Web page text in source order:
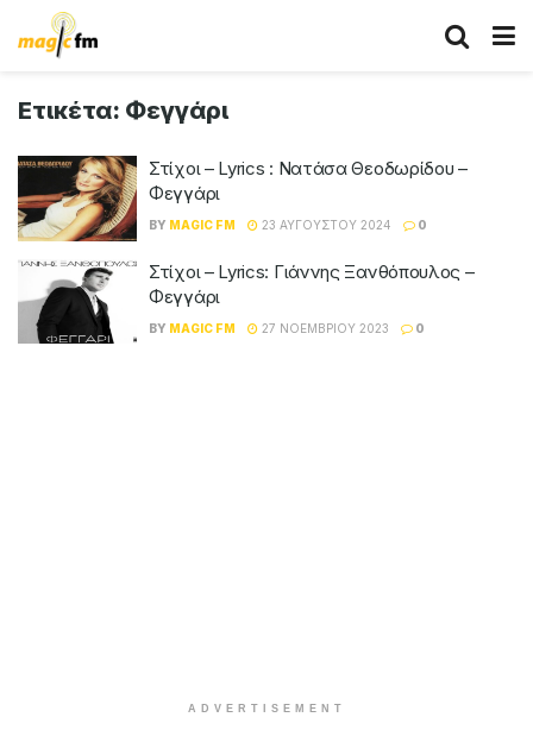
Ετικέτα: Φεγγάρι
Στίχοι – Lyrics : Νατάσα Θεοδωρίδου –
Φεγγάρι
BY MAGIC FM 23 ΑΥΓΟΎΣΤΟΥ 2024 0
Στίχοι – Lyrics: Γιάννης Ξανθόπουλος –
Φεγγάρι
BY MAGIC FM 27 ΝΟΕΜΒΡΊΟΥ 2023 0
ADVERTISEMENT